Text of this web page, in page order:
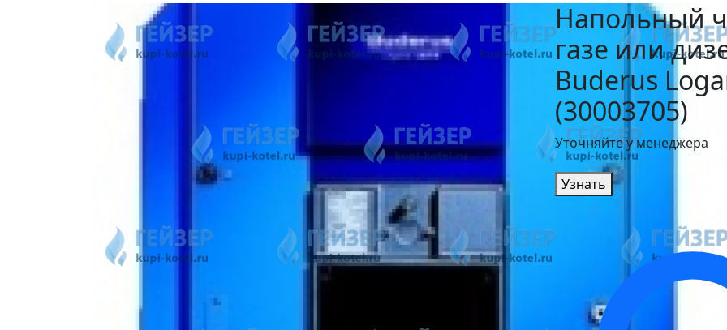
Напольный
газе или
Buderus
(30003705)
Уточняйте у менеджера
Узнать